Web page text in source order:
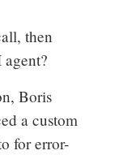
then
Boris
a custom
for error-